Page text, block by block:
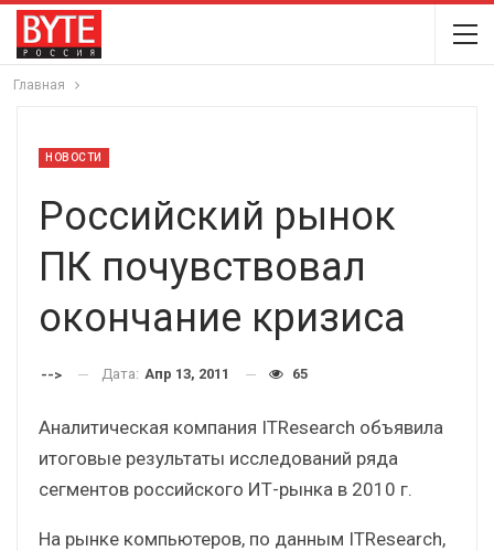
Главная
НОВОСТИ
Российский рынок
ПК почувствовал
окончание кризиса
--> Дата: Апр 13, 2011 65
Аналитическая компания ITResearch объявила
итоговые результаты исследований ряда
сегментов российского ИТ-рынка в 2010 г.
На рынке компьютеров, по данным ITResearch,